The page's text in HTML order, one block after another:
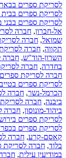
לסריקת ספרים
לסריקת ספרים
לסריקת ספרים
אל-חברון, חברה
שמואל, חברה
תקווה, חברה
השרון-הוד"ש, חברה
בחדרה, חברה
חברה לסריקת
לסריקת ספרים
הכרמל-נשר, חברה
ביבנה, חברה לסריקת
ביהוד-מונוסון, חברה
לסריקת ספרים
לסריקת ספרים
קאסם-קרע, חברה
בלוד, חברה לסריקת
במודיעין עילית,